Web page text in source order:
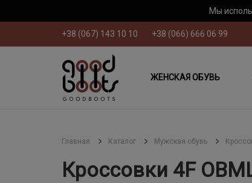
Мы
+38 (067) 143 10 10 +38 (066) 666 06 99
ЖЕНСКАЯ ОБУВЬ
Главная Каталог Мужская обувь
Кроссовки 4F